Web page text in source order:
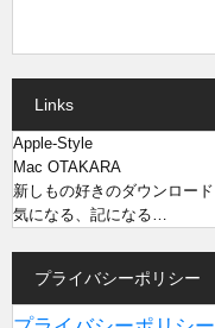
Links
Apple-Style
Mac OTAKARA
新しもの好きのダウンロード
気になる、記になる…
プライバシーポリシー